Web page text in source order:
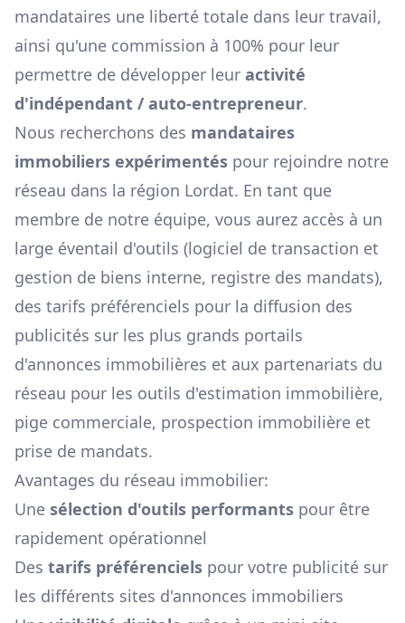
mandataires une liberté totale dans leur travail,
ainsi qu'une commission à 100% pour leur
permettre de développer leur activité
d'indépendant / auto-entrepreneur.
Nous recherchons des mandataires
immobiliers expérimentés pour rejoindre notre
réseau dans la région Lordat. En tant que
membre de notre équipe, vous aurez accès à un
large éventail d'outils (logiciel de transaction et
gestion de biens interne, registre des mandats),
des tarifs préférenciels pour la diffusion des
publicités sur les plus grands portails
d'annonces immobilières et aux partenariats du
réseau pour les outils d'estimation immobilière,
pige commerciale, prospection immobilière et
prise de mandats.
Avantages du réseau immobilier:
Une sélection d'outils performants pour être
rapidement opérationnel
Des tarifs préférenciels pour votre publicité sur
les différents sites d'annonces immobiliers